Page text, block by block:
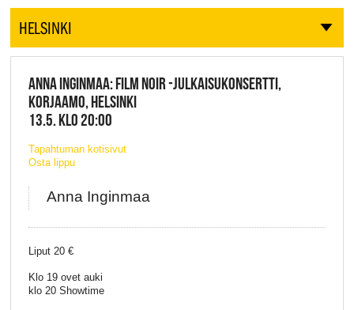
HELSINKI
ANNA INGINMAA: FILM NOIR -JULKAISUKONSERTTI,
KORJAAMO, HELSINKI
13.5. KLO 20:00
Tapahtuman kotisivut
Osta lippu
Anna Inginmaa
Liput 20 €
Klo 19 ovet auki
klo 20 Showtime